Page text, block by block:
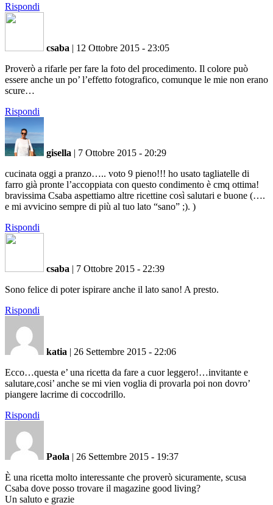
Rispondi
csaba | 12 Ottobre 2015 - 23:05
Proverò a rifarle per fare la foto del procedimento. Il colore può
essere anche un po’ l’effetto fotografico, comunque le mie non erano
scure…
Rispondi
gisella | 7 Ottobre 2015 - 20:29
cucinata oggi a pranzo….. voto 9 pieno!!! ho usato tagliatelle di
farro già pronte l’accoppiata con questo condimento è cmq ottima!
bravissima Csaba aspettiamo altre ricettine così salutari e buone (….
e mi avvicino sempre di più al tuo lato “sano” ;). )
Rispondi
csaba | 7 Ottobre 2015 - 22:39
Sono felice di poter ispirare anche il lato sano! A presto.
Rispondi
katia | 26 Settembre 2015 - 22:06
Ecco…questa e’ una ricetta da fare a cuor leggero!…invitante e
salutare,cosi’ anche se mi vien voglia di provarla poi non dovro’
piangere lacrime di coccodrillo.
Rispondi
Paola | 26 Settembre 2015 - 19:37
È una ricetta molto interessante che proverò sicuramente, scusa
Csaba dove posso trovare il magazine good living?
Un saluto e grazie